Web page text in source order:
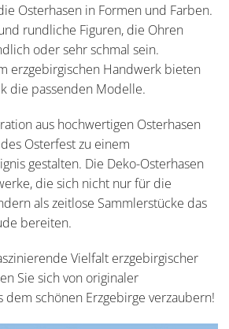
Osterhasen in Formen und Farben.
rundliche Figuren, die Ohren
oder sehr schmal sein.
erzgebirgischen Handwerk bieten
die passenden Modelle.
aus hochwertigen Osterhasen
Osterfest zu einem
gestalten. Die Deko-Osterhasen
die sich nicht nur für die
als zeitlose Sammlerstücke das
bereiten.
Vielfalt erzgebirgischer
Sie sich von originaler
dem schönen Erzgebirge verzaubern!